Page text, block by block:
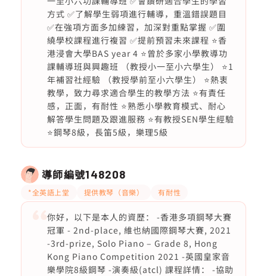
方式 ✅了解學生弱項進行輔導，重溫錯誤題目
✅在強項方面多加練習，加深對重點掌握 ✅圍
繞學校課程進行複習 ✅提前預習未來課程 ⭐️香
港浸會大學BAS year 4 ⭐️曾於多家小學教導功
課輔導班與興趣班 （教授小一至小六學生） ⭐️1
年補習社經驗 （教授學前至小六學生） ⭐️熱衷
教學，致力尋求適合學生的教學方法 ⭐️有責任
感，正面，有耐性 ⭐️熟悉小學教育模式、耐心
解答學生問題及跟進服務 ⭐️有教授SEN學生經驗
⭐️鋼琴8級，長笛5級，樂理5級
導師編號148208
*全英語上堂 提供教琴（音樂） 有耐性
你好，以下是本人的資歷： -香港多項鋼琴大賽
冠軍 - 2nd-place, 維也納國際鋼琴大賽, 2021
-3rd-prize, Solo Piano – Grade 8, Hong
Kong Piano Competition 2021 -英國皇家音
樂學院8級鋼琴 -演奏級(atcl) 課程詳情： -協助